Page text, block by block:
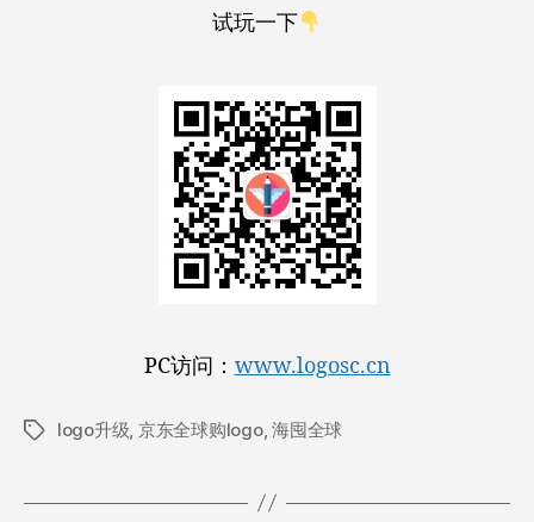
试玩一下
PC访问： www.logosc.cn
标
logo升级, 京东全球购logo,海囤全球